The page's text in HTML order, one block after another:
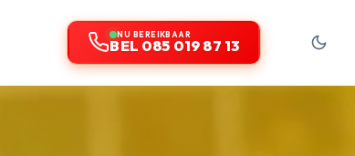
NU BEREIKBAAR
BEL 085 019 87 13